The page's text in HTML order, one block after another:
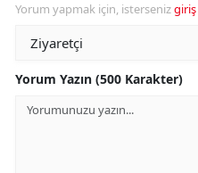
Yorum yapmak için, istersenizgiriş
Yorum Yazın (500 Karakter)